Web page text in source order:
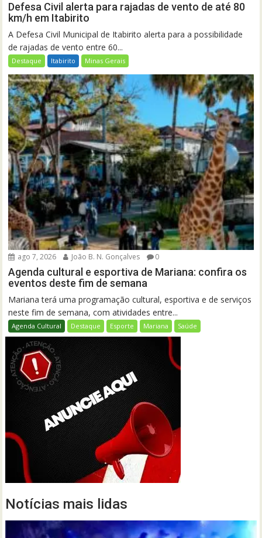
Defesa Civil alerta para rajadas de vento de até 80
km/h em Itabirito
A Defesa Civil Municipal de Itabirito alerta para a possibilidade
de rajadas de vento entre 60...
Destaque Itabirito Minas Gerais
ago 7, 2026 João B. N. Gonçalves 0
Agenda cultural e esportiva de Mariana: confira os
eventos deste fim de semana
Mariana terá uma programação cultural, esportiva e de serviços
neste fim de semana, com atividades entre...
Agenda Cultural Destaque Esporte Mariana Saúde
Notícias mais lidas